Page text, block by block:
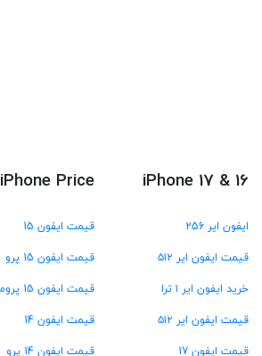
iPhone 17 & 16
ایفون ایر 256
قیمت ایفون ایر ۵۱۲
خرید ایفون ایر ۱ ترا
قیمت ایفون ایر ۵۱۲
قیمت ایفون 17
iPhone Price
قیمت ایفون 15
قیمت ایفون 15 پرو
قیمت ایفون 15 پرومکس
قیمت ایفون 14
قیمت ایفون 14 پرو